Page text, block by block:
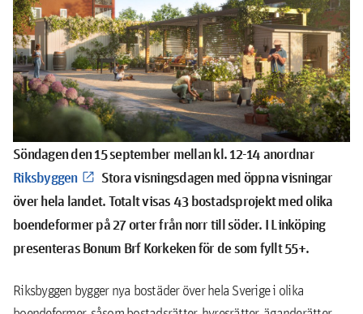
Söndagen den 15 september mellan kl. 12-14 anordnar
Riksbyggen
Stora visningsdagen med öppna visningar
över hela landet. Totalt visas 43 bostadsprojekt med olika
boendeformer på 27 orter från norr till söder. I Linköping
presenteras Bonum Brf Korkeken för de som fyllt 55+.
Riksbyggen bygger nya bostäder över hela Sverige i olika